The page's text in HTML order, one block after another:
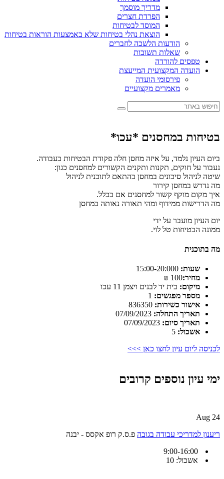
מדריך מוסמך
הפרדת חצרים
המוסד לבטיחות
הוצאת נהלי בטיחות שלא באמצעות הוראות בטיחות
הודעות הלשכה לחברים
שאלות תשובות
טפסים להורדה
הועדה המקצועית המייעצת
פירסומי הועדה
מאמרים מקצועיים
בטיחות במחסנים *עכו*
ביום העיון נלמד, על איזה מחסן חלה פקודת הבטיחות בעבודה.
נעבור על חוקים, תקנות ותקנים הקשורים למחסנים כגון:
שיטה לניהול סיכונים במחסן בהתאם לתוכנית לניהול
מה נדרש במחסן קירור
איך מקום מוקף קשור למחסנים אם בכלל.
מה הדרישות ממידוף ומהי תאורה נאותה במחסן
יום העיון מועבר על ידי
ממונה הבטיחות טל לוי.
מה בתוכנית
שעות:
מחיר:100 ₪
מיקום: בית יד לבנים ויצמן 11 עכו
מספר מפגשים:
אישור כשירות:
תאריך התחלה:
תאריך סיום:
אשכול:
לכניסה ליום עיון לחצו כאן >>>
ימי עיון נוספים קרובים
24 Aug
ריענון למדריכי עבודה בגובה פ.ס.ק רופ אקסס - יבנה
אשכול: 10